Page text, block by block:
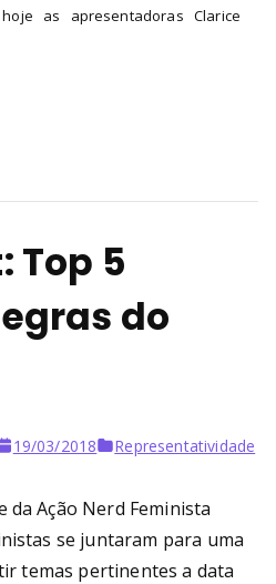
as apresentadoras Clarice
Top 5
do
19/03/2018 Representatividade
da Ação Nerd Feminista
se juntaram para uma
temas pertinentes a data